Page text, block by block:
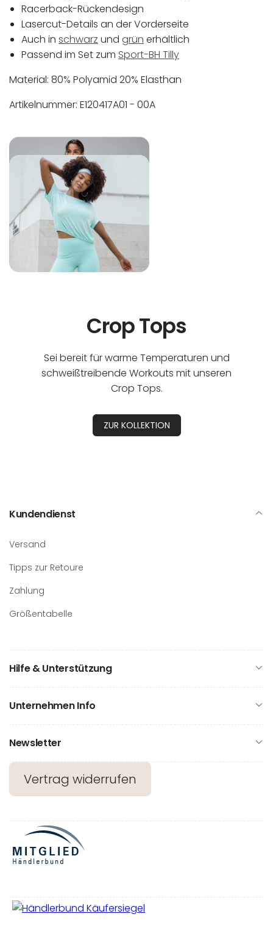
Racerback-Rückendesign
Lasercut-Details an der Vorderseite
Auch in schwarz und grün erhältlich
Passend im Set zum Sport-BH Tilly
Material: 80% Polyamid 20% Elasthan
Artikelnummer: E120417A01 - 00A
Maschinenwäsche bis 30°C
Nicht bleichen
Nicht bügeln
Nicht trocknergeeignet
In der EU niedergelassener verantwortlicher
Wirtschaftsakteur:
Crop Tops
Sei bereit für warme Temperaturen und
schweißtreibende Workouts mit unseren
Crop Tops.
ZUR KOLLEKTION
Kundendienst
Versand
Tipps zur Retoure
Zahlung
Größentabelle
Hilfe & Unterstützung
Unternehmen Info
Newsletter
Vertrag widerrufen